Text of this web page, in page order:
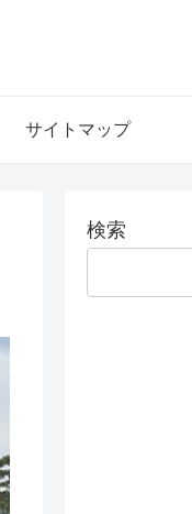
サイトマップ
検索